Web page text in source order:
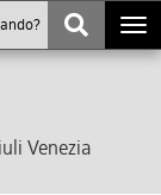
Venezia